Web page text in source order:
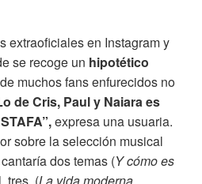
extraoficiales en Instagram y
se recoge un hipotético
muchos fans enfurecidos no
de Cris, Paul y Naiara es
expresa una usuaria.
sobre la selección musical
dos temas (Y cómo es